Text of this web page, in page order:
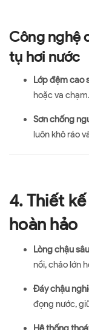
Công nghệ
tụ hơi nước
Lớp đệm cao
hoặc va chạm.
Sơn chống
luôn khô ráo
4. Thiết
hoàn hảo
Lòng chậu
nồi, chảo lớn
Đáy chậu
đọng nước,